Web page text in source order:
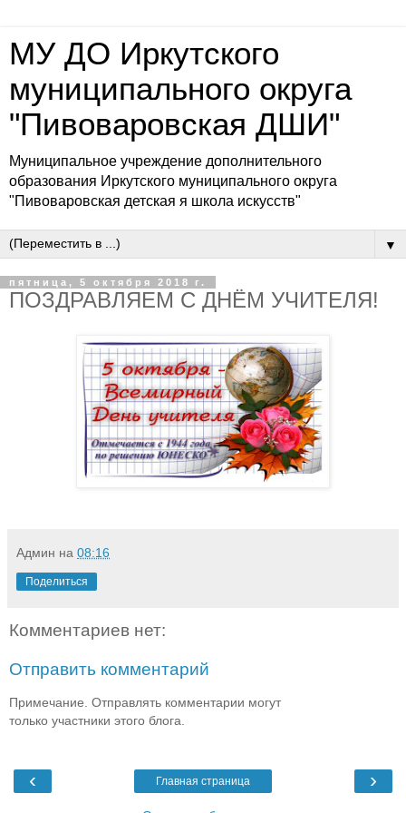
МУ ДО Иркутского
муниципального округа
"Пивоваровская ДШИ"
Муниципальное учреждение дополнительного
образования Иркутского муниципального округа
"Пивоваровская детская я школа искусств"
▼
пятница, 5 октября 2018 г.
ПОЗДРАВЛЯЕМ С ДНЁМ УЧИТЕЛЯ!
Админ на 08:16
Поделиться
Комментариев нет:
Отправить комментарий
Примечание. Отправлять комментарии могут
только участники этого блога.
‹ ›
Главная страница